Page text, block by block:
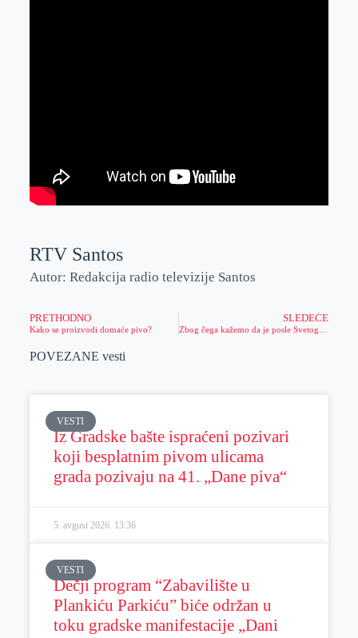
RTV Santos
Autor: Redakcija radio televizije Santos
PRETHODNO
Kako se proizvodi domaće pivo?
SLEDEĆE
POVEZANE vesti
VESTI
Iz Gradske bašte ispraćeni pozivari
koji besplatnim pivom ulicama
grada pozivaju na 41. „Dane piva“
5. avgust 2026. 13:36
VESTI
Dečji program “Zabavilište u
Plankiću Parkiću” biće održan u
toku gradske manifestacije „Dani